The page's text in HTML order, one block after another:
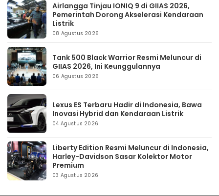
Airlangga Tinjau IONIQ 9 di GIIAS 2026,
Pemerintah Dorong Akselerasi Kendaraan
Listrik
08 Agustus 2026
Tank 500 Black Warrior Resmi Meluncur di
GIIAS 2026, Ini Keunggulannya
06 Agustus 2026
Lexus ES Terbaru Hadir di Indonesia, Bawa
Inovasi Hybrid dan Kendaraan Listrik
04 Agustus 2026
Liberty Edition Resmi Meluncur di Indonesia,
Harley-Davidson Sasar Kolektor Motor
Premium
03 Agustus 2026